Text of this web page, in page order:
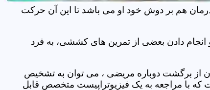
هم بر دوش خود او می باشد تا این آن حرکت
دادن بعضی از تمرین های کششی، به فرد
از برگشت دوباره مریضی ، می توان به تشخیص
با مراجعه به یک فیزیوتراپیست متخصص قابل